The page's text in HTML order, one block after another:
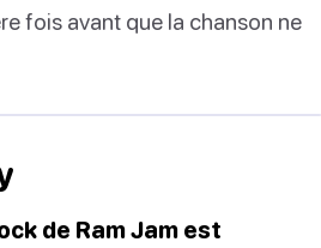
fois avant que la chanson ne
de Ram Jam est